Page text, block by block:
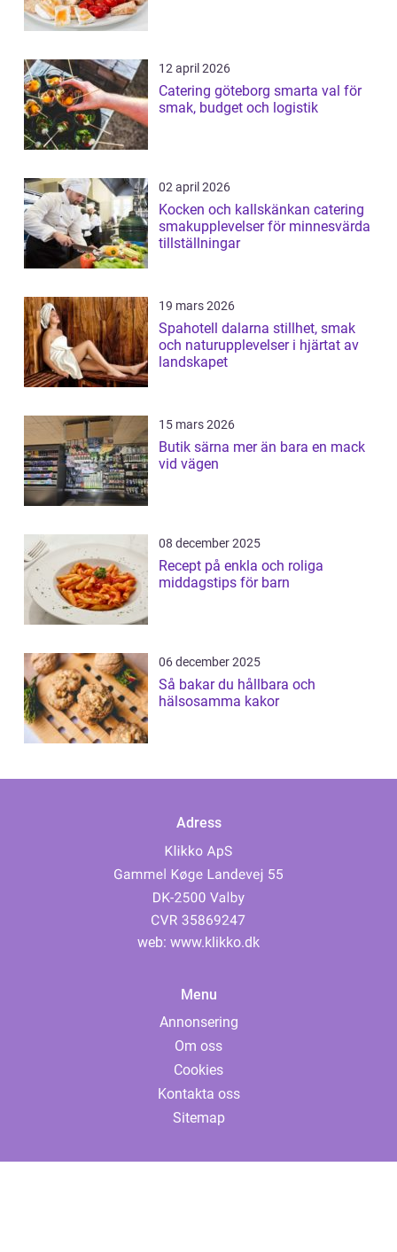
12 april 2026
Catering göteborg smarta val för
smak, budget och logistik
02 april 2026
Kocken och kallskänkan catering
smakupplevelser för minnesvärda
tillställningar
19 mars 2026
Spahotell dalarna stillhet, smak
och naturupplevelser i hjärtat av
landskapet
15 mars 2026
Butik särna mer än bara en mack
vid vägen
08 december 2025
Recept på enkla och roliga
middagstips för barn
06 december 2025
Så bakar du hållbara och
hälsosamma kakor
Adress
web: www.klikko.dk
Menu
Annonsering
Om oss
Cookies
Kontakta oss
Sitemap